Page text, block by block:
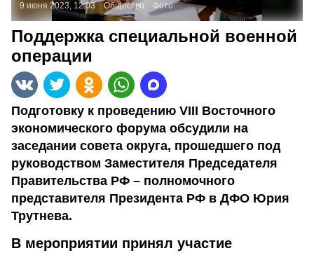
9 июня 2023, 12:03 Общество Фото:
Поддержка специальной военной
операции
Подготовку к проведению VIII Восточного
экономического форума обсудили на
заседании совета округа, прошедшего под
руководством Заместителя Председателя
Правительства РФ – полномочного
представителя Президента РФ в ДФО Юрия
Трутнева.
В мероприятии принял участие